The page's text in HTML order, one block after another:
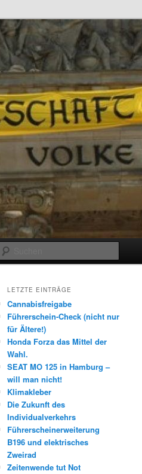
LETZTE EINTRÄGE
Cannabisfreigabe
Führerschein-Check (nicht nur
für Ältere!)
Honda Forza das Mittel der
Wahl.
SEAT MO 125 in Hamburg –
will man nicht!
Klimakleber
Die Zukunft des
Individualverkehrs
Führerscheinerweiterung
B196 und elektrisches
Zweirad
Zeitenwende tut Not